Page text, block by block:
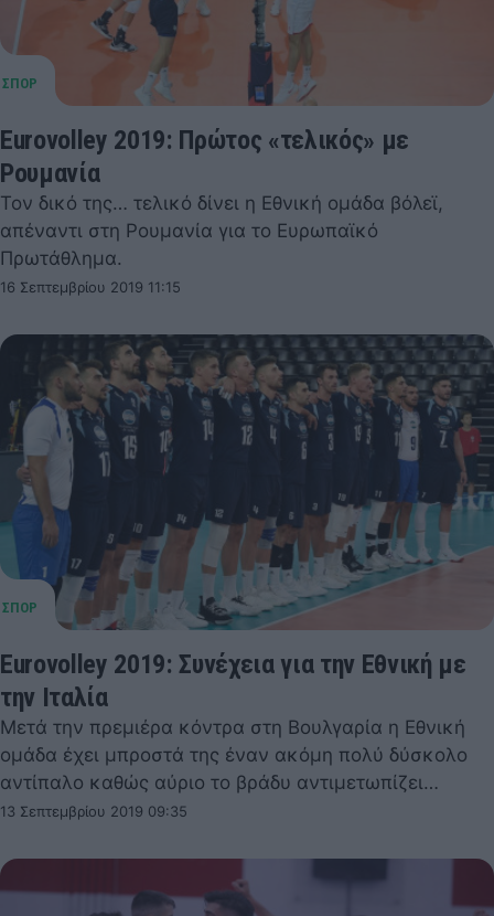
Eurovolley 2019: Πρώτος «τελικός» με
Ρουμανία
Τον δικό της… τελικό δίνει η Εθνική ομάδα βόλεϊ,
απέναντι στη Ρουμανία για το Ευρωπαϊκό
Πρωτάθλημα.
16 Σεπτεμβρίου 2019 11:15
Eurovolley 2019: Συνέχεια για την Εθνική με
την Ιταλία
Μετά την πρεμιέρα κόντρα στη Βουλγαρία η Εθνική
ομάδα έχει μπροστά της έναν ακόμη πολύ δύσκολο
αντίπαλο καθώς αύριο το βράδυ αντιμετωπίζει…
13 Σεπτεμβρίου 2019 09:35